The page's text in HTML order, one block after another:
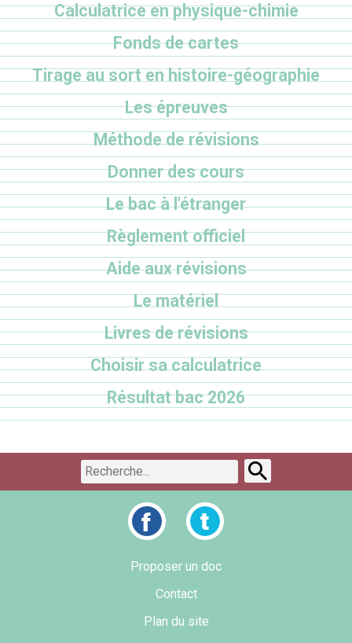
Calculatrice en physique-chimie
Fonds de cartes
Tirage au sort en histoire-géographie
Les épreuves
Méthode de révisions
Donner des cours
Le bac à l'étranger
Règlement officiel
Aide aux révisions
Le matériel
Livres de révisions
Choisir sa calculatrice
Résultat bac 2026
Proposer un doc
Contact
Plan du site